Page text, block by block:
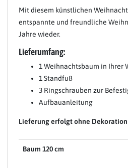
Mit diesem künstlichen
entspannte und freundliche
Jahre wieder.
Lieferumfang:
1 Weihnachtsbaum in Ihrer
1 Standfuß
3 Ringschrauben zur
Aufbauanleitung
Lieferung erfolgt ohne
Baum 120 cm